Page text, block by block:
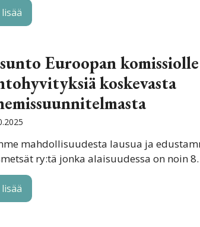
Euroopan komissiolle
koskevasta
mahdollisuudesta lausua ja
ry:tä jonka alaisuudessa on noin